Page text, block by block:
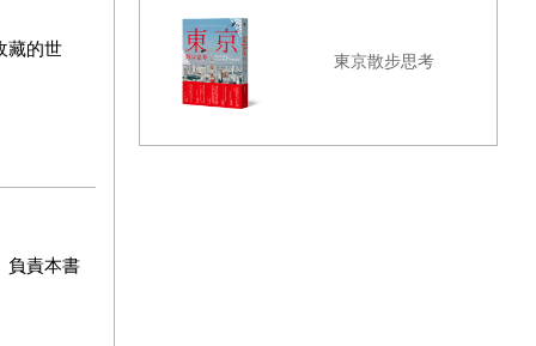
藏的世
負責本書
東京散步思考